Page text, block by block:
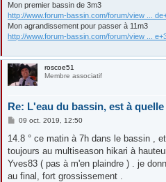
Mon premier bassin de 3m3
http://www.forum-bassin.com/forum/view ...
Mon agrandissement pour passer à 11m3
http://www.forum-bassin.com/forum/view ...
roscoe51
Membre associatif
Re: L'eau du bassin, est à
M
s
a
g
09 oct. 2019, 12:50
14.8 ° ce matin à 7h dans le bassin ,
toujours au multiseason hikari à
Yves83 ( pas à m'en plaindre ) . je
au final, fort grossissement .